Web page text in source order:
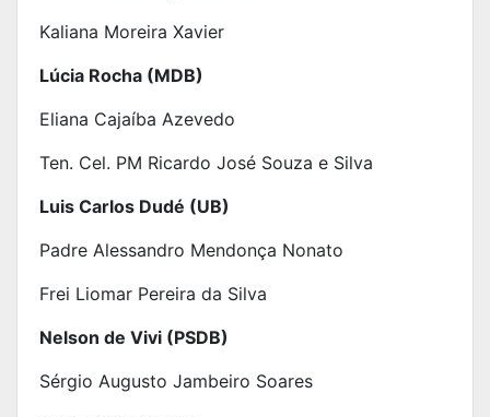
Kaliana Moreira Xavier
Lúcia Rocha (MDB)
Eliana Cajaíba Azevedo
Ten. Cel. PM Ricardo José Souza e Silva
Luis Carlos Dudé (UB)
Padre Alessandro Mendonça Nonato
Frei Liomar Pereira da Silva
Nelson de Vivi (PSDB)
Sérgio Augusto Jambeiro Soares